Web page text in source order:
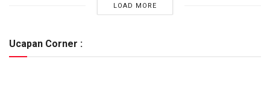
LOAD MORE
Ucapan Corner :